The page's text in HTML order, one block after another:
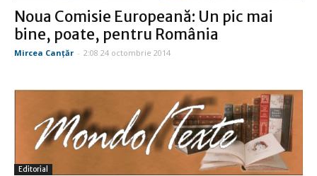
Noua Comisie Europeană: Un pic mai
bine, poate, pentru România
Mircea Canţăr - 2:08 24 octombrie 2014
Editorial